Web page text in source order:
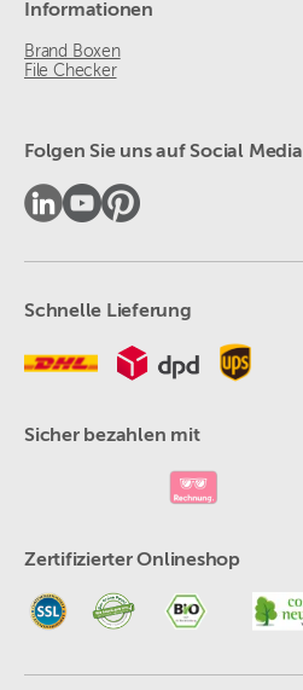
Informationen
Brand Boxen
File Checker
Folgen Sie uns auf Social Media
Schnelle Lieferung
Sicher bezahlen mit
Zertifizierter Onlineshop